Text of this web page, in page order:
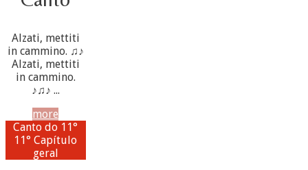
Alzati, mettiti
in cammino. ♫♪
Alzati, mettiti
in cammino.
♪♫♪ ...
more
Canto do 11°
11° Capítulo
geral